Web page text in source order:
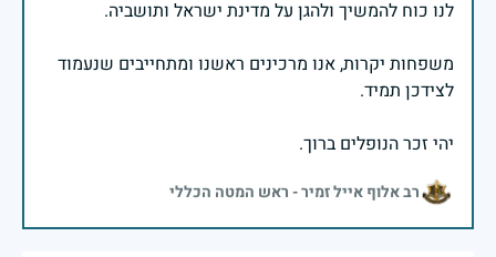
משפחות יקרות, אנו מרכינים ראשנו ומתחייבים שנעמוד
יהי זכר הנופלים ברוך.
רב אלוף אייל זמיר - ראש המטה הכללי